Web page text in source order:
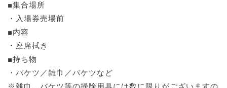
■集合場所
・入場券売場前
■内容
・座席拭き
■持ち物
・バケツ／雑巾／バケツなど